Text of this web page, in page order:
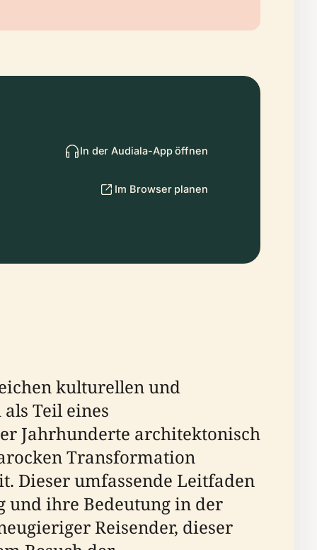
In der Audiala-App öffnen
Im Browser planen
kulturellen und
Teil eines
Jahrhunderte architektonisch
Transformation
Dieser umfassende Leitfaden
und ihre Bedeutung in der
Reisender, dieser